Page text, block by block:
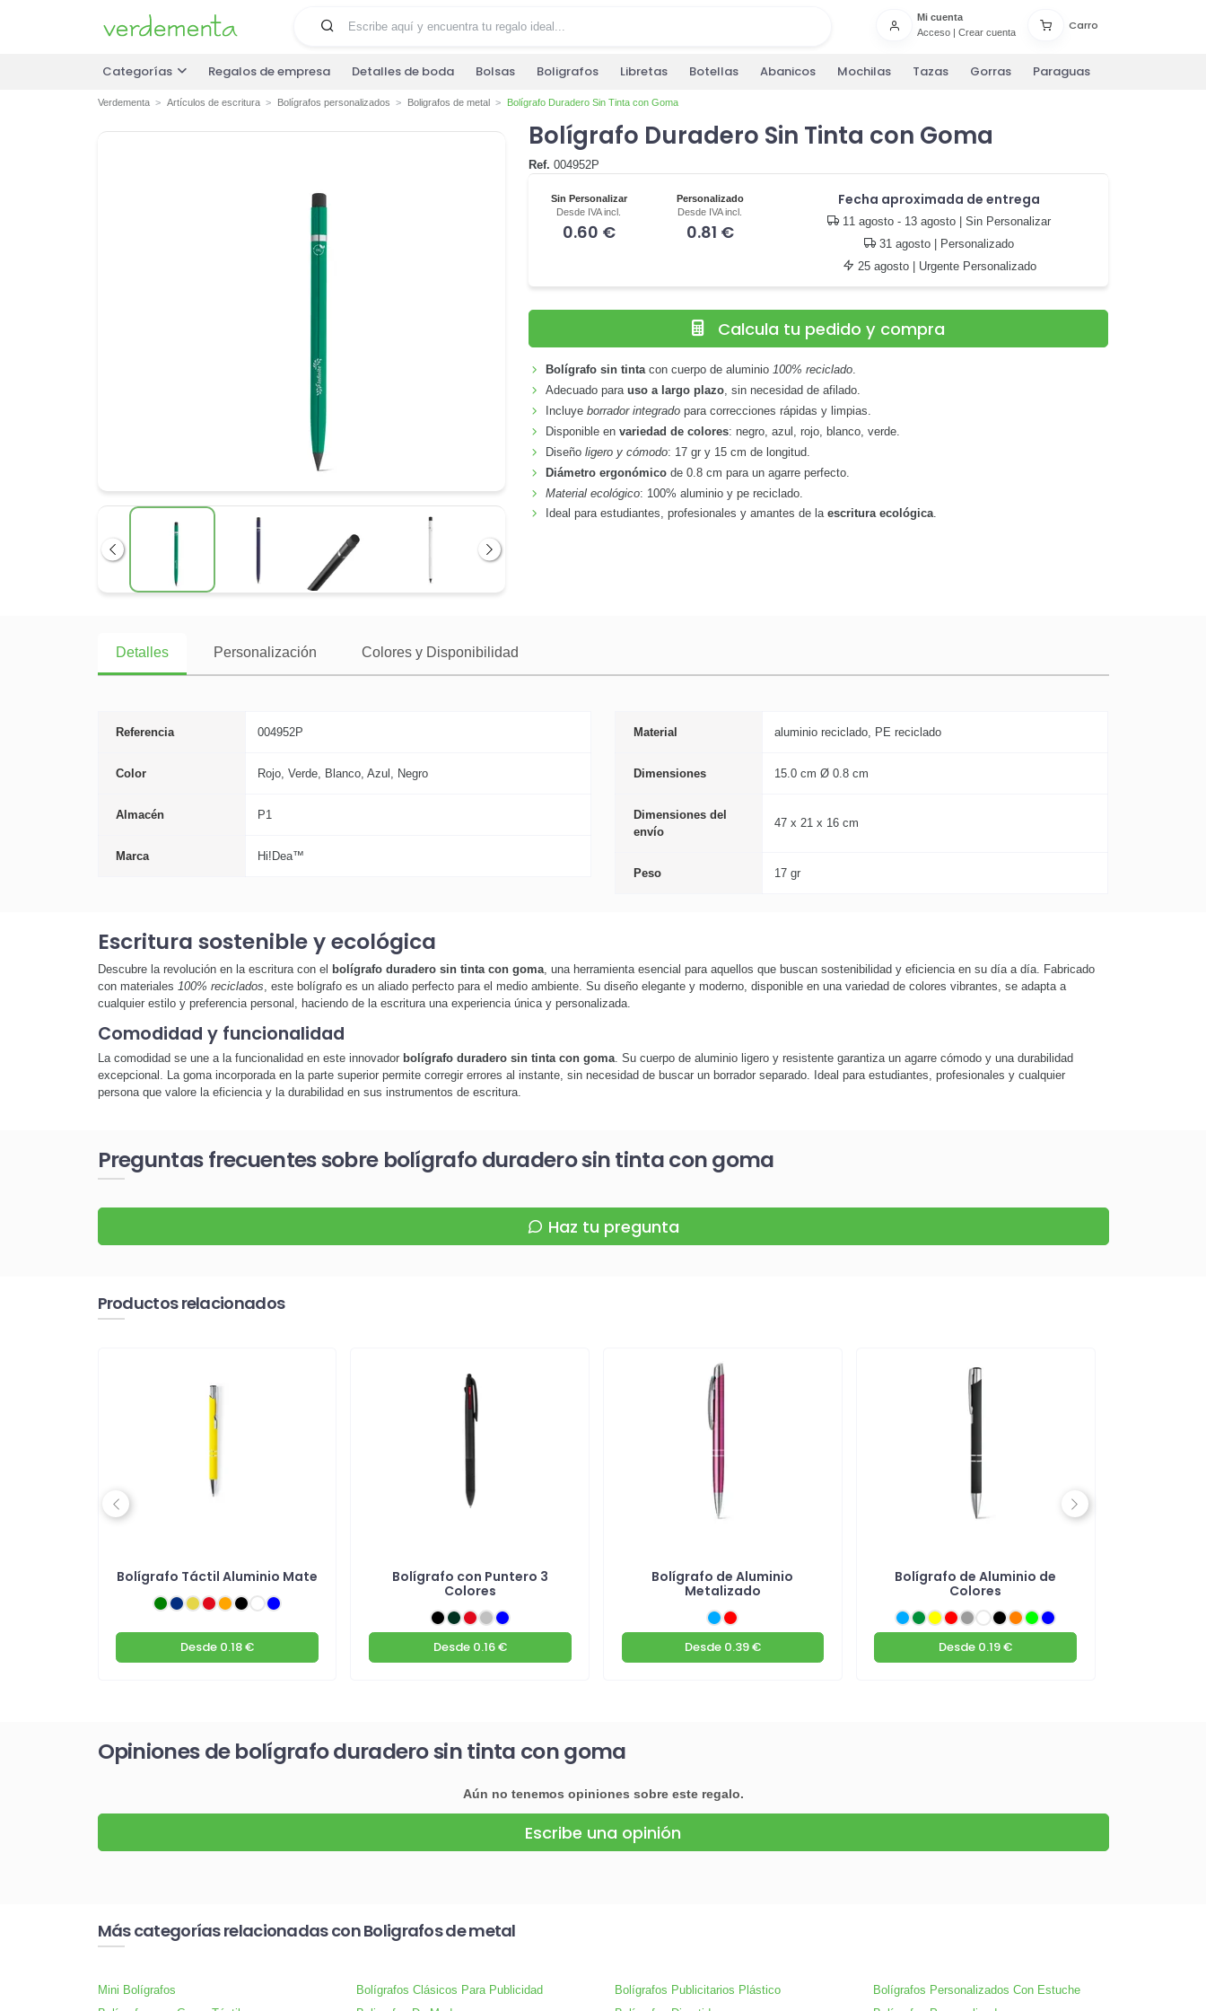
Mi cuenta
Acceso| Crear cuenta
Carro
Categorías Regalos de empresa Detalles de boda Bolsas Boligrafos Libretas Botellas Abanicos Mochilas Tazas Gorras Paraguas
Verdementa Artículos de escritura Bolígrafos personalizados Boligrafos de metal Bolígrafo Duradero Sin Tinta con Goma
Anterior Siguiente
Bolígrafo Duradero Sin Tinta con Goma
Ref. 004952P
Sin Personalizar
Desde IVA incl.
0.60 €
Personalizado
Desde IVA incl.
0.81 €
Fecha aproximada de entrega
11 agosto - 13 agosto | Sin Personalizar
31 agosto | Personalizado
25 agosto| Urgente Personalizado
Calcula tu pedido y compra
Bolígrafo sin tintacon cuerpo de aluminio100% reciclado.
Adecuado parauso a largo plazo, sin necesidad de afilado.
Incluyeborrador integrado para correcciones rápidas y limpias.
Disponible envariedad de colores: negro, azul, rojo, blanco, verde.
Diseñoligero y cómodo: 17 gr y 15 cm de longitud.
Diámetro ergonómico de 0.8 cm para un agarre perfecto.
Material ecológico: 100% aluminio y pe reciclado.
Ideal para estudiantes, profesionales y amantes de laescritura ecológica.
Detalles Personalización Colores y Disponibilidad
Referencia 004952P
Color Rojo, Verde, Blanco, Azul, Negro
Almacén P1
Marca Hi!Dea™
Material aluminio reciclado, PE reciclado
Dimensiones 15.0 cm Ø 0.8 cm
Dimensiones del
envío
47 x 21 x 16 cm
Peso 17 gr
Escritura sostenible y ecológica
Descubre la revolución en la escritura con el bolígrafo duradero sin tinta con goma, una herramienta esencial para aquellos que buscan sostenibilidad y eficiencia en su día a día. Fabricado
con materiales 100% reciclados , este bolígrafo es un aliado perfecto para el medio ambiente. Su diseño elegante y moderno, disponible en una variedad de colores vibrantes, se adapta a
cualquier estilo y preferencia personal, haciendo de la escritura una experiencia única y personalizada.
Comodidad y funcionalidad
La comodidad se une a la funcionalidad en este innovador bolígrafo duradero sin tinta con goma. Su cuerpo de aluminio ligero y resistente garantiza un agarre cómodo y una durabilidad
excepcional. La goma incorporada en la parte superior permite corregir errores al instante, sin necesidad de buscar un borrador separado. Ideal para estudiantes, profesionales y cualquier
persona que valore la eficiencia y la durabilidad en sus instrumentos de escritura.
Preguntas frecuentes sobre bolígrafo duradero sin tinta con goma
Haz tu pregunta
Productos relacionados
Bolígrafo Táctil Aluminio Mate
Desde0.18 €
Bolígrafo con Puntero 3
Colores
Desde0.16 €
Bolígrafo de Aluminio
Metalizado
Desde0.39 €
Bolígrafo de Aluminio de
Colores
Desde 0.19 €
Previous Next
Opiniones de bolígrafo duradero sin tinta con goma
Aún no tenemos opiniones sobre este regalo.
Escribe una opinión
Más categorías relacionadas con Boligrafos de metal
Mini Bolígrafos Bolígrafos Clásicos Para Publicidad Bolígrafos Publicitarios Plástico
Bolígrafos Personalizados Con Estuche